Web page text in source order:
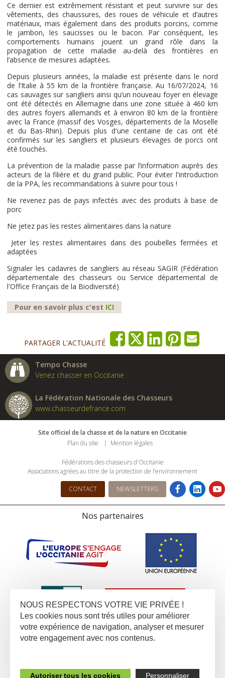
Ce dernier est extrêmement résistant et peut survivre sur des
vêtements, des chaussures, des roues de véhicule et d’autres
matériaux, mais également dans des produits porcins, comme
le jambon, les saucisses ou le bacon. Par conséquent, les
comportements humains jouent un grand rôle dans la
propagation de cette maladie au-delà des frontières en
l’absence de mesures adaptées.
Depuis plusieurs années, la maladie est présente dans le nord
de l’Italie à 55 km de la frontière française. Au 16/07/2024, 16
cas sauvages sur sangliers ainsi qu’un nouveau foyer en élevage
ont été détectés en Allemagne dans une zone située à 460 km
des autres foyers allemands et à environ 80 km de la frontière
avec la France (massif des Vosges, départements de la Moselle
et du Bas-Rhin). Depuis plus d'une centaine de cas ont été
confirmés sur les sangliers et plusieurs élevages de porcs ont
été touchés.
La prévention de la maladie passe par l’information auprès des
acteurs de la filière et du grand public. Pour éviter l'introduction
de la PPA, les recommandations à suivre pour tous !
Ne revenez pas de pays infectés avec des produits à base de
porc
Ne jetez pas les restes alimentaires dans la nature
Jeter les restes alimentaires dans des poubelles fermées et
adaptées
Signaler les cadavres de sangliers au réseau SAGIR (Fédération
départementale des chasseurs ou Service départemental de
l'Office Français de la Biodiversité)
Pour en savoir plus c'est ICI
PARTAGER L'ACTUALITÉ
Tempo Chasse
Venez chasser en Occitanie
La Fédération Nationale des Chasseurs
www.chasseurdefrance.com
Site officiel de la chasse et de la nature en Occitanie
Plan du site
Mention légales
Fédérations des chasseurs d'Occitanie
Associations agrées au titre de la protection de l’environnement
CONTACT NEWSLETTERS
Nos partenaires
NOUS RESPECTONS VOTRE VIE PRIVÉE !
Les cookies nous sont trés utiles pour améliorer
votre expérience de navigation, analyser et mesurer
votre engagement avec nos contenus.
Autoriser tous les cookies Personnaliser